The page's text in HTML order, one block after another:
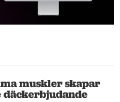
muskler skapar
däckerbjudande